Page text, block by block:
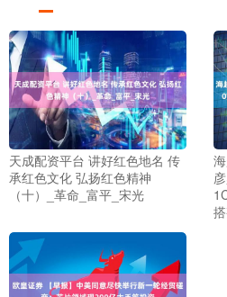
天成配资平台 讲好红色地名 传
承红色文化 弘扬红色精神
（十）_革命_富平_宋光